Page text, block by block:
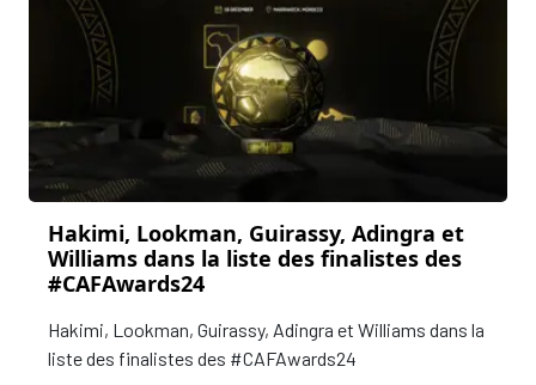
Hakimi, Lookman, Guirassy, Adingra et
Williams dans la liste des finalistes des
#CAFAwards24
Hakimi, Lookman, Guirassy, Adingra et Williams dans la
liste des finalistes des #CAFAwards24